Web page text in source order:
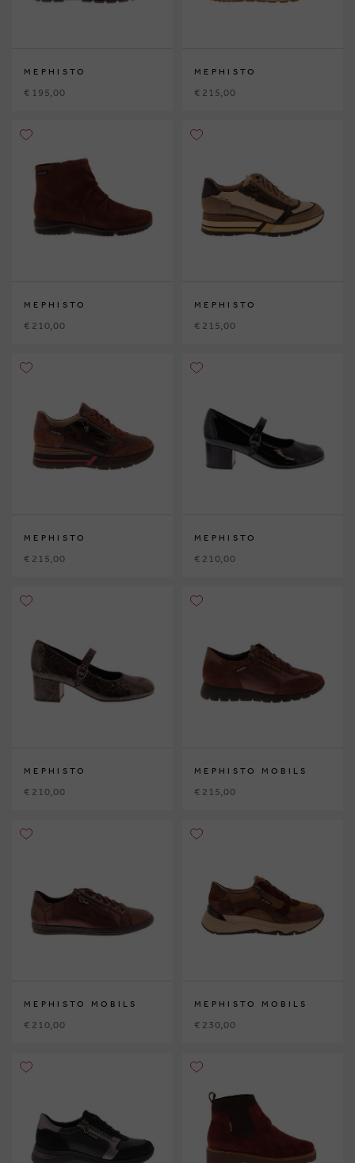
MEPHISTO
€ 195,00
MEPHISTO
€ 215,00
MEPHISTO
€ 210,00
MEPHISTO
€ 215,00
MEPHISTO
€ 215,00
MEPHISTO
€ 210,00
MEPHISTO
€ 210,00
MEPHISTO MOBILS
€ 215,00
MEPHISTO MOBILS
€ 210,00
MEPHISTO MOBILS
€ 230,00